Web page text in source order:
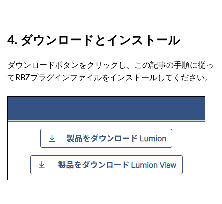
4. ダウンロードとインストール
ダウンロードボタンをクリックし、この記事の手順に従っ
てRBZプラグインファイルをインストールしてください。